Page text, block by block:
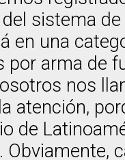
sistema de
en una
por arma de
nos
atención,
de
Obviamente,